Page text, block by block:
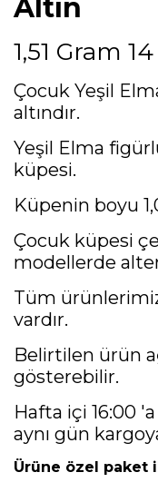
Altın
1,51 Gram
Çocuk Yeşil
altındır.
Yeşil Elma
küpesi.
Küpenin boyu
Çocuk küpesi
modellerde
Tüm
vardır.
Belirtilen ürün
gösterebilir.
Hafta içi 16:00
aynı gün
Ürüne özel paket